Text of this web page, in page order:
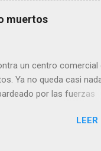
muertos
un centro comercial
Ya no queda casi
por las fuerzas